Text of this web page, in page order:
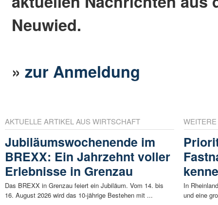
Neuwied.
»zur Anmeldung
AKTUELLE ARTIKEL AUS WIRTSCHAFT
Jubiläumswochenende im
BREXX: Ein Jahrzehnt voller
Erlebnisse in Grenzau
Das BREXX in Grenzau feiert ein Jubiläum. Vom 14. bis
16. August 2026 wird das 10-jährige Bestehen mit ...
In
und eine